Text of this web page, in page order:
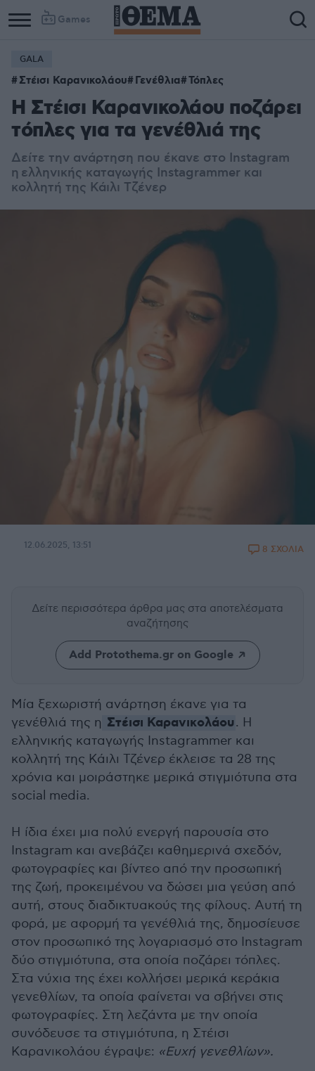
Games
GALA
Στέισι Καρανικολάου Γενέθλια Τόπλες
H Στέισι Καρανικολάου ποζάρει
τόπλες για τα γενέθλιά της
Δείτε την ανάρτηση που έκανε στο Instagram
η ελληνικής καταγωγής Ιnstagrammer και
κολλητή της Κάιλι Τζένερ
12.06.2025, 13:51 8 ΣΧΟΛΙΑ
Δείτε περισσότερα άρθρα μας στα αποτελέσματα
αναζήτησης
Add Protothema.gr on Google
Μία ξεχωριστή ανάρτηση έκανε για τα
γενέθλιά της η Στέισι Καρανικολάου. Η
ελληνικής καταγωγής Ιnstagrammer και
κολλητή της Κάιλι Τζένερ έκλεισε τα 28 της
χρόνια και μοιράστηκε μερικά στιγμιότυπα στα
social media.
Η ίδια έχει μια πολύ ενεργή παρουσία στο
Instagram και ανεβάζει καθημερινά σχεδόν,
φωτογραφίες και βίντεο από την προσωπική
της ζωή, προκειμένου να δώσει μια γεύση από
αυτή, στους διαδικτυακούς της φίλους. Αυτή τη
φορά, με αφορμή τα γενέθλιά της, δημοσίευσε
στον προσωπικό της λογαριασμό στο Instagram
δύο στιγμιότυπα, στα οποία ποζάρει τόπλες.
Στα νύχια της έχει κολλήσει μερικά κεράκια
γενεθλίων, τα οποία φαίνεται να σβήνει στις
φωτογραφίες. Στη λεζάντα με την οποία
συνόδευσε τα στιγμιότυπα, η Στέισι
Καρανικολάου έγραψε: «Ευχή γενεθλίων».